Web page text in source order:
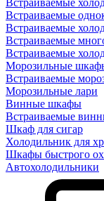
Встраиваемые
Встраиваемые
Встраиваемые
Встраиваемые
Морозильные
Встраиваемые
Морозильные лари
Винные шкафы
Встраиваемые
Шкаф для сигар
Холодильник для
Шкафы быстрого
Автохолодильники